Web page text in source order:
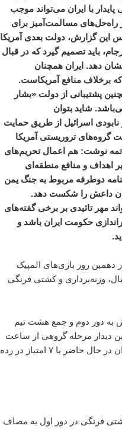
با ایران می‌تواند موجب
راه‌حل‌های مسالمت‌آمیز برای
این گزارش، دولت بعدی آمریکا
باید تصمیم گیرد که در قبال
دهد. ایران همچنان
برخلاف منافع آمریکاست.
پشتیبانی‌ از دولت «بشار
شاید بتوان
نابودی اسرائیل از طریق حمایت
گروه‌های تروریستی آمریکا
نوشت: هم اعمال تحریم‌های
اهداف و منافع منطقه‌ای
دوطرفه مربوط به جنگ یمن
داعش را شکست دهد.
مهر تائیدی بر برخی گفته‌های
حکومت ایران باشد و
دهمین روز بازی‌های المپیک
وزنه‌برداری و کشتی فرنگی
به دور دوم و جمع هشت تیم
دیدار مرحله گروهی از ساعت
۲۲:۳۰ به مصاف روسیه خواهد رفت. ایران در حال حاضر با ۷ امتیاز در رده
در وزن ۸۵ کیلوگرم کشتی فرنگی در دور اول به مصاف